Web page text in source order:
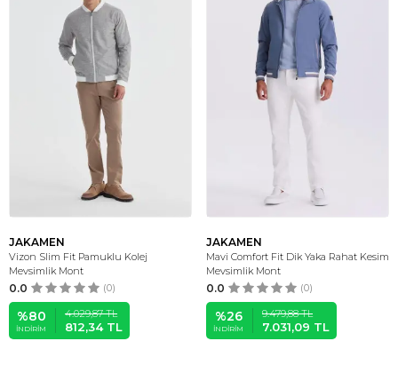
JAKAMEN
Vizon Slim Fit Pamuklu Kolej
Mevsimlik Mont
0.0 (0)
%80
İNDIRIM
4.029,87TL
812,34TL
JAKAMEN
Mavi Comfort Fit Dik Yaka Rahat Kesim
Mevsimlik Mont
0.0 (0)
%26
İNDIRIM
9.479,88TL
7.031,09 TL